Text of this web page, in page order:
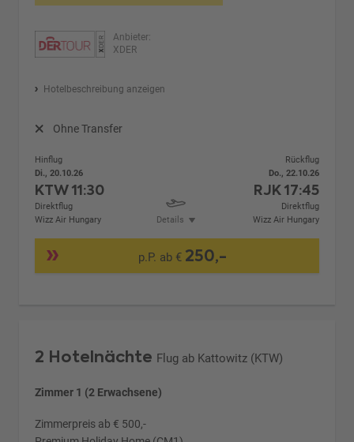
Anbieter:
XDER
Hotelbeschreibung anzeigen
Ohne Transfer
Hinflug
Di., 20.10.26
KTW11:30
Direktflug
Wizz Air Hungary
Details
Rückflug
Do., 22.10.26
RJK17:45
Direktflug
Wizz Air Hungary
p.P. ab € 250,-
2 Hotelnächte Flug ab Kattowitz (KTW)
Zimmer 1 (2 Erwachsene)
Zimmerpreis ab € 500,-